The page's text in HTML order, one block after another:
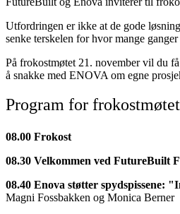
Utfordringen er ikke at de gode
senke terskelen for hvor mange
På frokostmøtet 21. november vil du
å snakke med ENOVA om egne
Program for frokostmøtet
08.00 Frokost
08.30 Velkommen ved FutureBuilt
08.40 Enova støtter spydspissene:
Magni Fossbakken og Monica Berner